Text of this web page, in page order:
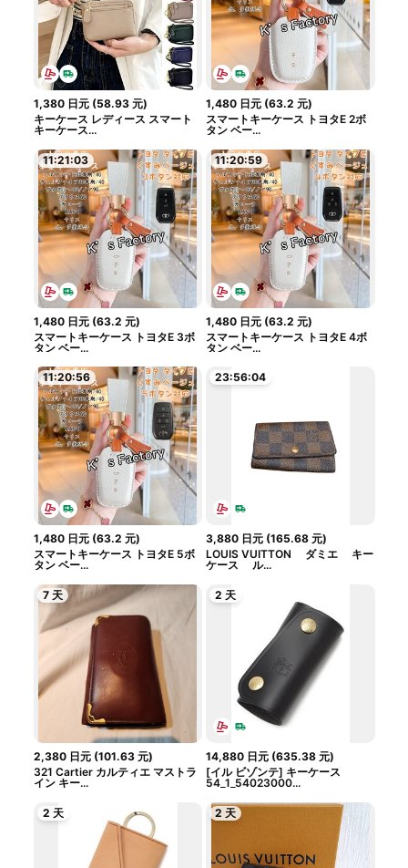
1,380 日元(58.93 元)
キーケース レディース スマート
キーケース...
1,480 日元 (63.2 元)
スマートキーケース トヨタE 2ボ
タン ベー...
11:21:02
1,480 日元(63.2 元)
スマートキーケース トヨタE 3ボ
タン ベー...
11:20:58
1,480 日元 (63.2 元)
スマートキーケース トヨタE 4ボ
タン ベー...
11:20:55
1,480 日元(63.2 元)
スマートキーケース トヨタE 5ボ
タン ベー...
23:56:03
3,880 日元 (165.68 元)
LOUIS VUITTON ダミエ キー
ケース ル...
7 天
2,380 日元(101.63 元)
321 Cartier カルティエ マストラ
イン キー...
2 天
14,880 日元 (635.38 元)
[イル ビゾンテ] キーケース
54_1_54023000...
2 天 2 天